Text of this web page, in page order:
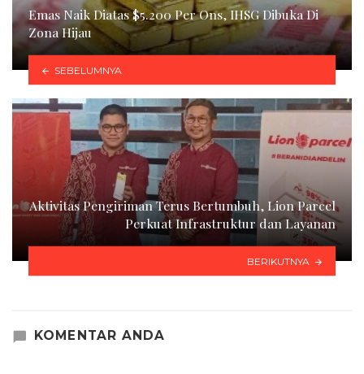
Emas Naik Diatas $5.200 Per Ons, IHSG Dibuka Di
Zona Hijau
SEBELUMNYA
Aktivitas Pengiriman Terus Bertumbuh, Lion Parcel
Perkuat Infrastruktur dan Layanan
BERIKUTNYA
KOMENTAR ANDA